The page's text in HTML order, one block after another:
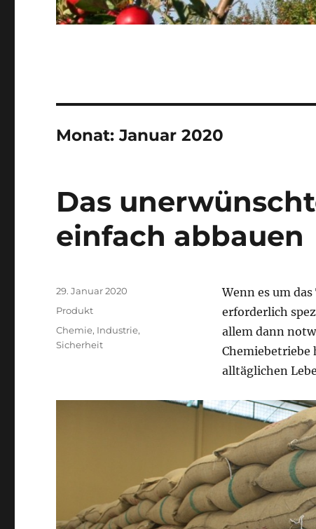
Monat:Januar 2020
Das
einfach abbauen
Wenn es um
erforderlich
allem dann
alltäglichen
Veröffentlicht
29. Januar 2020
Kategorien
Produkt
Schlagwörter
Chemie, Industrie,
Sicherheit